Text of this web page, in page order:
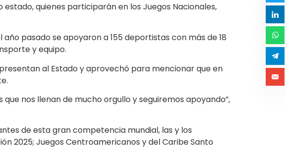
quienes participarán en los Juegos Nacionales,
pasado se apoyaron a 155 deportistas con más de 18
y equipo.
al Estado y aprovechó para mencionar que en
nos llenan de mucho orgullo y seguiremos apoyando”,
de esta gran competencia mundial, las y los
2025; Juegos Centroamericanos y del Caribe Santo